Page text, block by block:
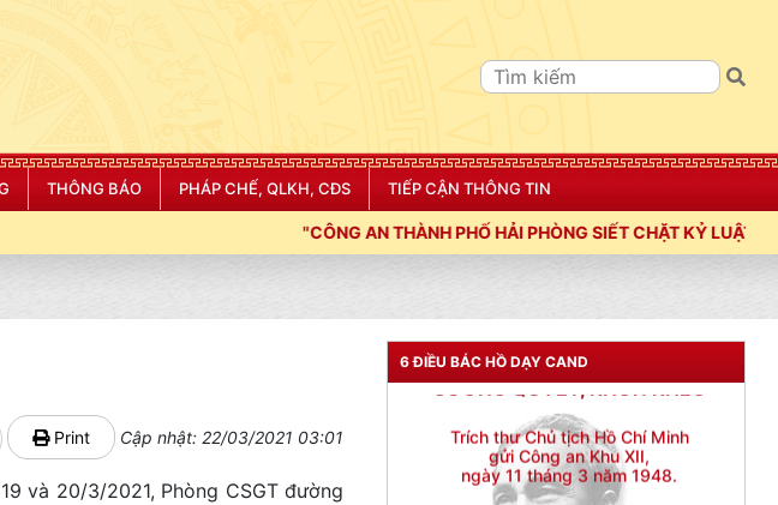
THÔNG BÁO PHÁP CHẾ, QLKH, CĐS TIẾP CẬN THÔNG TIN
"CÔNG AN THÀNH PHỐ HẢI PHÒNG SIẾT CHẶT KỶ LUẬT, KỶ CƯƠNG, ĐIỀU LỆNH;
Print Cập nhật: 22/03/2021 03:01
và 20/3/2021, Phòng CSGT đường
6 ĐIỀU BÁC HỒ DẠY CAND
Đối với chính phủ, phải
TUYỆT ĐỐI TRUNG THÀNH
KÍNH TRỌNG LỄ PHÉP
Đối với công việc, phải
TẬN TỤY
Trích thư Chủ tịch Hồ Chí Minh
gửi Công an Khu XII,
ngày 11 tháng 3 năm 1948.